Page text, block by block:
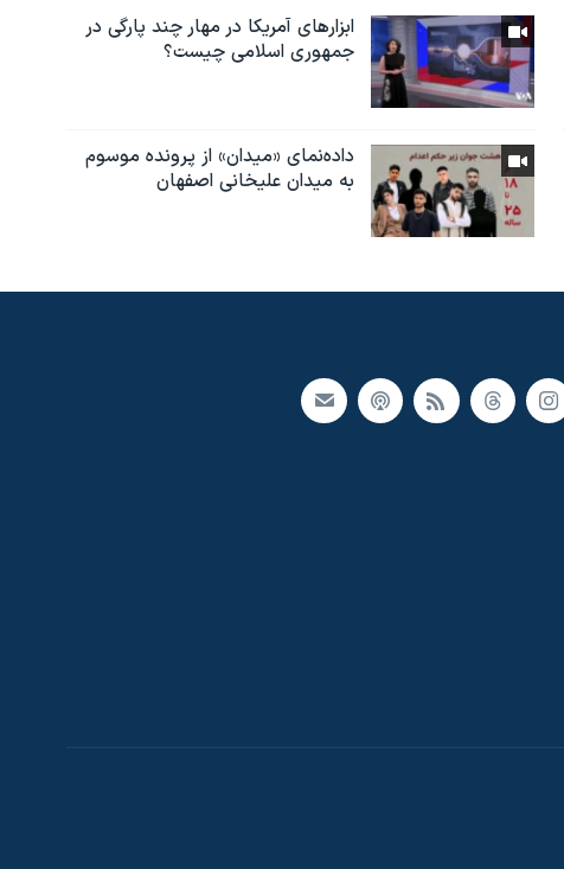
ابزارهای آمریکا در مهار چند پارگی در
جمهوری اسلامی چیست؟
داده‌نمای «میدان» از پرونده موسوم
به میدان علیخانی اصفهان